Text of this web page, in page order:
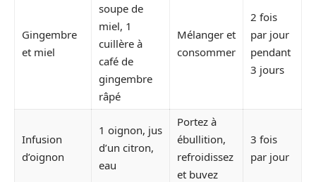
Gingembre
et miel
soupe de
miel, 1
cuillère à
café de
gingembre
râpé
Mélanger et
consommer
2 fois
par jour
pendant
3 jours
Infusion
d’oignon
1 oignon, jus
d’un citron,
eau
Portez à
ébullition,
refroidissez
et buvez
3 fois
par jour